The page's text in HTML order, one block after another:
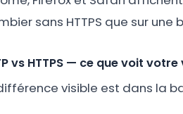
sans HTTPS que sur
vs HTTPS — ce que voit
visible est dans la